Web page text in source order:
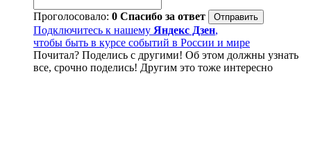
Проголосовало: 0 Спасибо за ответ
Подключитесь к нашему Яндекс Дзен,
чтобы быть в курсе событий в России и мире
Почитал? Поделись с другими! Об этом должны узнать
все, срочно поделись! Другим это тоже интересно